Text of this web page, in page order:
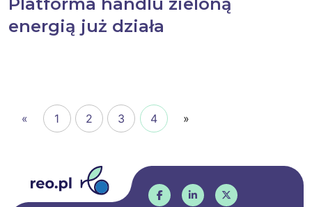
energią już działa
« 1 2 3 4 »